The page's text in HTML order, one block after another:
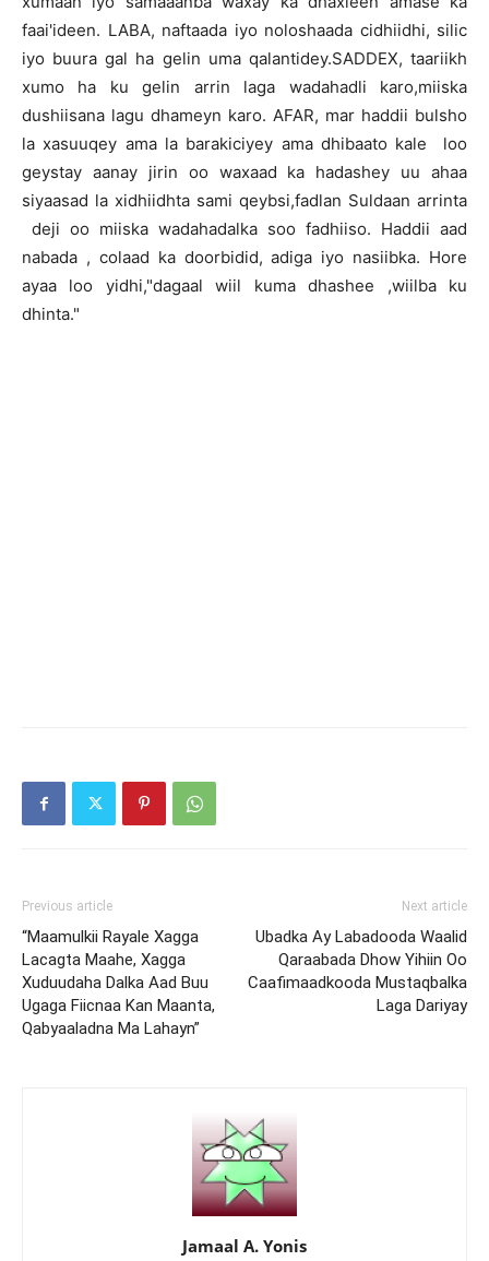
faai'ideen. LABA, naftaada iyo noloshaada cidhiidhi, silic
iyo buura gal ha gelin uma qalantidey.SADDEX, taariikh
xumo ha ku gelin arrin laga wadahadli karo,miiska
dushiisana lagu dhameyn karo. AFAR, mar haddii bulsho
la xasuuqey ama la barakiciyey ama dhibaato kale loo
geystay aanay jirin oo waxaad ka hadashey uu ahaa
siyaasad la xidhiidhta sami qeybsi,fadlan Suldaan arrinta
deji oo miiska wadahadalka soo fadhiiso. Haddii aad
nabada , colaad ka doorbidid, adiga iyo nasiibka. Hore
ayaa loo yidhi,"dagaal wiil kuma dhashee ,wiilba ku
dhinta."
Previous article
“Maamulkii Rayale Xagga
Lacagta Maahe, Xagga
Xuduudaha Dalka Aad Buu
Ugaga Fiicnaa Kan Maanta,
Qabyaaladna Ma Lahayn”
Next article
Ubadka Ay Labadooda Waalid
Qaraabada Dhow Yihiin Oo
Caafimaadkooda Mustaqbalka
Laga Dariyay
Jamaal A. Yonis